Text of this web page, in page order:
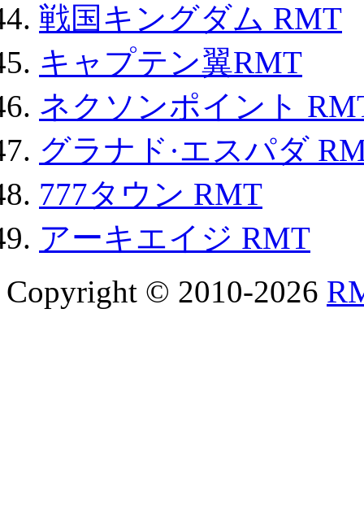
戦国キングダム RMT
キャプテン翼RMT
ネクソンポイント
グラナド·エスパダ
777タウン RMT
アーキエイジ RMT
Copyright © 2010-2026